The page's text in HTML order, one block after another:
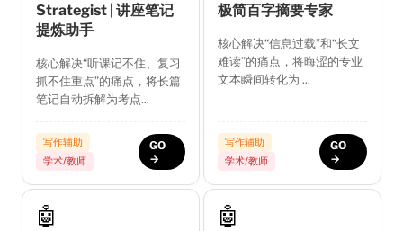
Strategist | 讲座笔记
提炼助手
核心解决“听课记不住、复习
抓不住重点”的痛点，将长篇
笔记自动拆解为考点...
写作辅助
学术/教师
GO
→
极简百字摘要专家
核心解决“信息过载”和“长文
难读”的痛点，将晦涩的专业
文本瞬间转化为 ...
写作辅助
学术/教师
GO
→
🤖 🤖